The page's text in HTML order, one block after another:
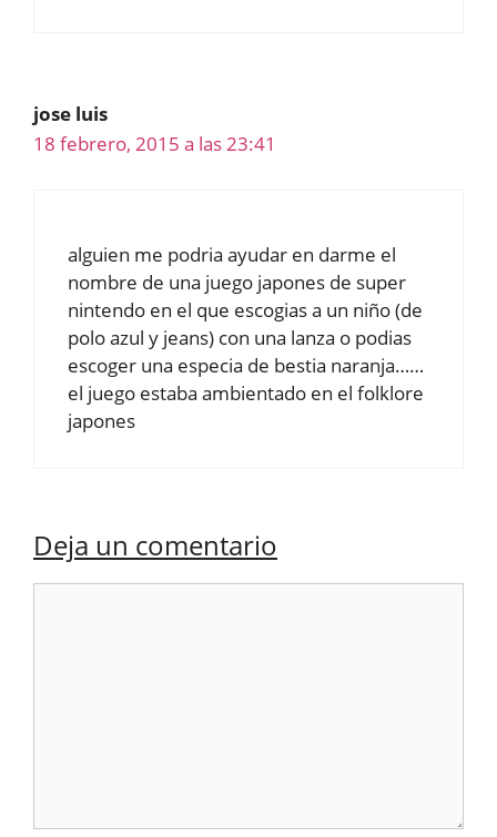
jose luis
18 febrero, 2015 a las 23:41
alguien me podria ayudar en darme el
nombre de una juego japones de super
nintendo en el que escogias a un niño (de
polo azul y jeans) con una lanza o podias
escoger una especia de bestia naranja……
el juego estaba ambientado en el folklore
japones
Deja un comentario